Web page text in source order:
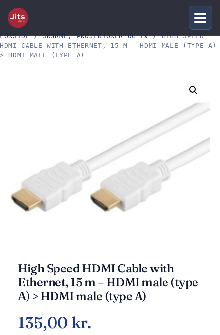
FORSIDE/SKÆRME, PROJEKTORER OG TV/ HIGH SPEED
HDMI CABLE WITH ETHERNET, 15 M – HDMI MALE (TYPE A)
> HDMI MALE (TYPE A)
High Speed HDMI Cable with
Ethernet, 15 m – HDMI male (type
A) > HDMI male (type A)
135,00 kr.